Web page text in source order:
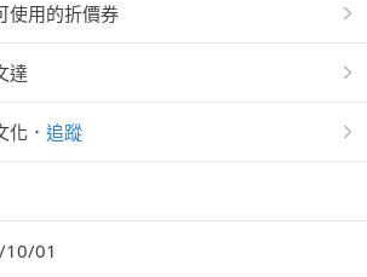
使用的折價券
達
化 ． 追蹤
01